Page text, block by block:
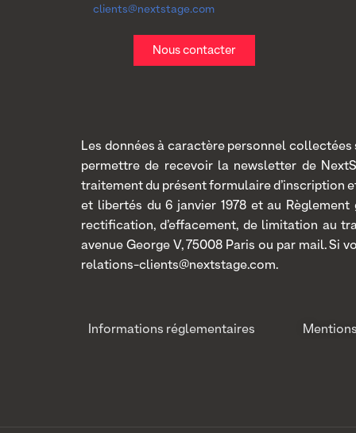
clients@nextstage.com
Nous contacter
Les données à caractère personnel
permettre de recevoir la newsletter de
traitement du présent formulaire d’inscription
et libertés du 6 janvier 1978 et au Règlement
rectification, d’effacement, de limitation au
avenue George V, 75008 Paris ou par mail.
relations-clients@nextstage.com.
Informations réglementaires